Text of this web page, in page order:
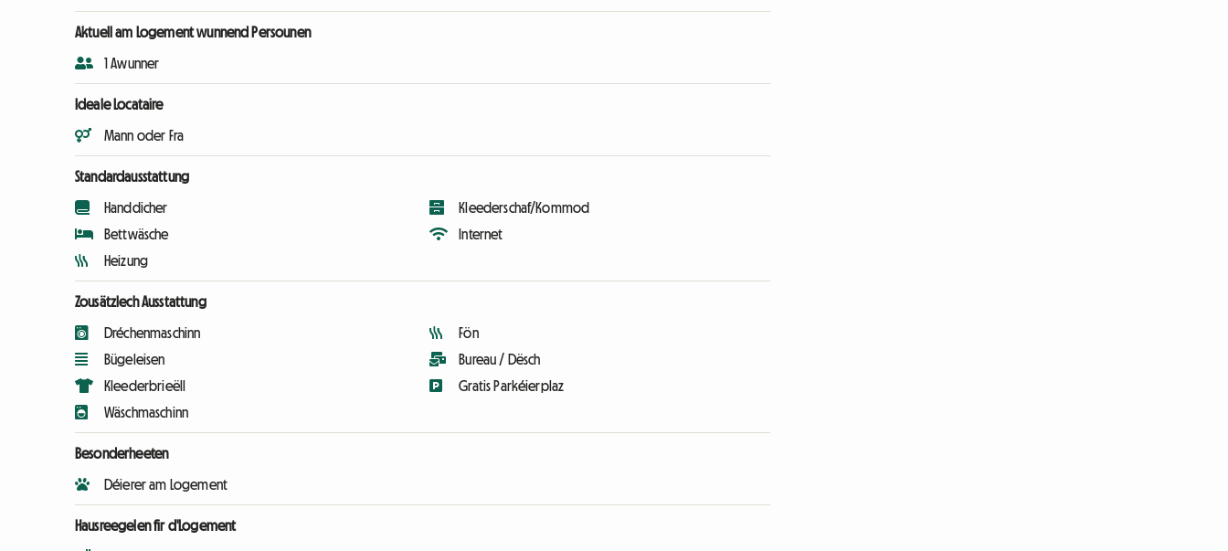
Aktuell am Logement wunnend Persounen
1 Awunner
Ideale Locataire
Mann oder Fra
Standardausstattung
Handdicher
Bettwäsche
Heizung
Kleederschaf/Kommod
Internet
Zousätzlech Ausstattung
Dréchenmaschinn
Bügeleisen
Kleederbrieëll
Wäschmaschinn
Fön
Bureau / Dësch
Gratis Parkéierplaz
Besonderheeten
Déierer am Logement
Hausreegelen fir d'Logement